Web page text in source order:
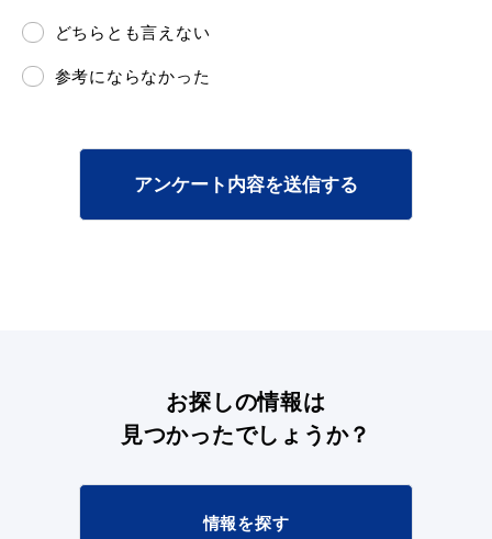
どちらとも言えない
参考にならなかった
アンケート内容を送信する
お探しの情報は
見つかったでしょうか？
情報を探す